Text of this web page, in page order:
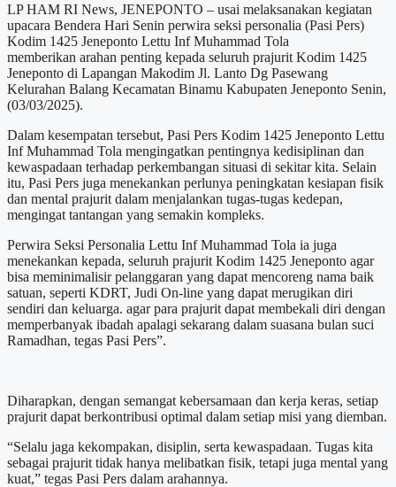
LP HAM RI News, JENEPONTO – usai melaksanakan kegiatan
upacara Bendera Hari Senin perwira seksi personalia (Pasi Pers)
Kodim 1425 Jeneponto Lettu Inf Muhammad Tola
memberikan arahan penting kepada seluruh prajurit Kodim 1425
Jeneponto di Lapangan Makodim Jl. Lanto Dg Pasewang
Kelurahan Balang Kecamatan Binamu Kabupaten Jeneponto Senin,
(03/03/2025).
Dalam kesempatan tersebut, Pasi Pers Kodim 1425 Jeneponto Lettu
Inf Muhammad Tola mengingatkan pentingnya kedisiplinan dan
kewaspadaan terhadap perkembangan situasi di sekitar kita. Selain
itu, Pasi Pers juga menekankan perlunya peningkatan kesiapan fisik
dan mental prajurit dalam menjalankan tugas-tugas kedepan,
mengingat tantangan yang semakin kompleks.
Perwira Seksi Personalia Lettu Inf Muhammad Tola ia juga
menekankan kepada, seluruh prajurit Kodim 1425 Jeneponto agar
bisa meminimalisir pelanggaran yang dapat mencoreng nama baik
satuan, seperti KDRT, Judi On-line yang dapat merugikan diri
sendiri dan keluarga. agar para prajurit dapat membekali diri dengan
memperbanyak ibadah apalagi sekarang dalam suasana bulan suci
Ramadhan, tegas Pasi Pers”.
Diharapkan, dengan semangat kebersamaan dan kerja keras, setiap
prajurit dapat berkontribusi optimal dalam setiap misi yang diemban.
“Selalu jaga kekompakan, disiplin, serta kewaspadaan. Tugas kita
sebagai prajurit tidak hanya melibatkan fisik, tetapi juga mental yang
kuat,” tegas Pasi Pers dalam arahannya.